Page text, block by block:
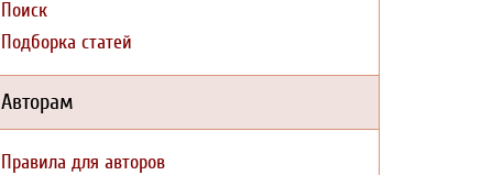
Поиск
Подборка статей
Авторам
Правила для авторов